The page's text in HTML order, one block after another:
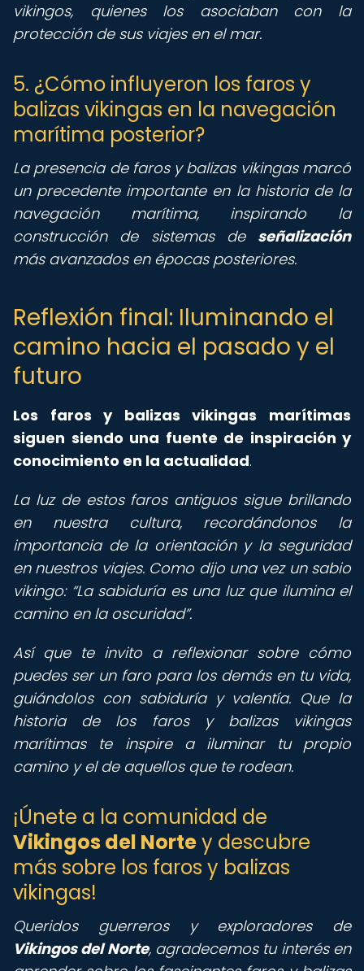
vikingos, quienes los asociaban con la
protección de sus viajes en el mar.
5. ¿Cómo influyeron los faros y
balizas vikingas en la navegación
marítima posterior?
La presencia de faros y balizas vikingas marcó
un precedente importante en la historia de la
navegación marítima, inspirando la
construcción de sistemas de señalización
más avanzados en épocas posteriores.
Reflexión final: Iluminando el
camino hacia el pasado y el
futuro
Los faros y balizas vikingas marítimas
siguen siendo una fuente de inspiración y
conocimiento en la actualidad.
La luz de estos faros antiguos sigue brillando
en nuestra cultura, recordándonos la
importancia de la orientación y la seguridad
en nuestros viajes. Como dijo una vez un sabio
vikingo: La sabiduría es una luz que ilumina el
camino en la oscuridad .
Así que te invito a reflexionar sobre cómo
puedes ser un faro para los demás en tu vida,
guiándolos con sabiduría y valentía. Que la
historia de los faros y balizas vikingas
marítimas te inspire a iluminar tu propio
camino y el de aquellos que te rodean.
¡Únete a la comunidad de
Vikingos del Nortey descubre
más sobre los faros y balizas
vikingas!
Queridos guerreros y exploradores de
Vikingos del Norte, agradecemos tu interés en